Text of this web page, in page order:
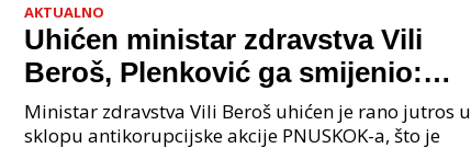
AKTUALNO
Uhićen ministar zdravstva Vili
Beroš, Plenković ga smijenio:
Istraga USKOK-a zbog korupcije
Ministar zdravstva Vili Beroš uhićen je rano jutros u
sklopu antikorupcijske akcije PNUSKOK-a, što je